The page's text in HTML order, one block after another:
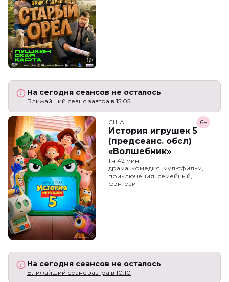
На сегодня сеансов не осталось
Ближайший сеанс завтра в 15:05
США
История игрушек 5
(предсеанс. обсл)
«Волшебник»
6+
1 ч 42 мин
драма, комедия, мультфильм,
приключения, семейный,
фэнтези
На сегодня сеансов не осталось
Ближайший сеанс завтра в 10:10